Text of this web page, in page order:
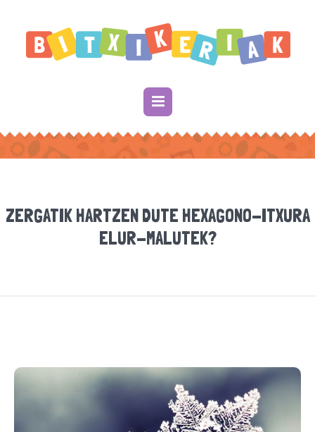
ZERGATIK HARTZEN DUTE HEXAGONO-ITXURA
ELUR-MALUTEK?